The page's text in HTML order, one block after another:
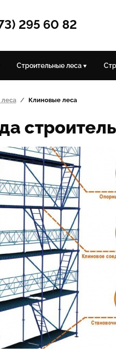
295 60 82
Строительные леса
Клиновые леса